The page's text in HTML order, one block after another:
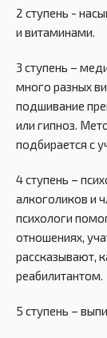
2 ступень -
и витаминами.
3 ступень –
много разных
подшивание
или гипноз.
подбирается с
4 ступень –
алкоголиков и
психологи
отношениях,
рассказывают,
реабилитантом.
5 ступень –